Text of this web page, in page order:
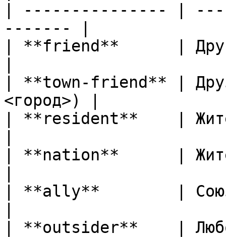
| --------------- |
------- |
| **friend**      |
| **town-friend** |
<город>) |
| **resident**    |
| **nation**      |
| **ally**        |
| **outsider**    |